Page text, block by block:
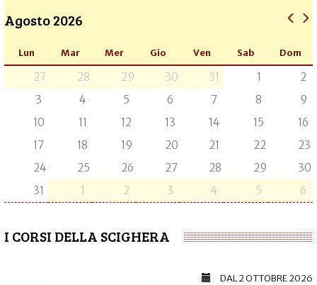
Agosto 2026
Lun Mar Mer Gio Ven Sab Dom
27 28 29 30 31 1
2
3
4 5 6 7 8
9
10
11 12 13 14 15
16
17
18 19 20 21 22
23
24
25 26 27 28 29
30
31
1 2 3 4 5 6
I CORSI DELLA SCIGHERA
DAL2 OTTOBRE 2026